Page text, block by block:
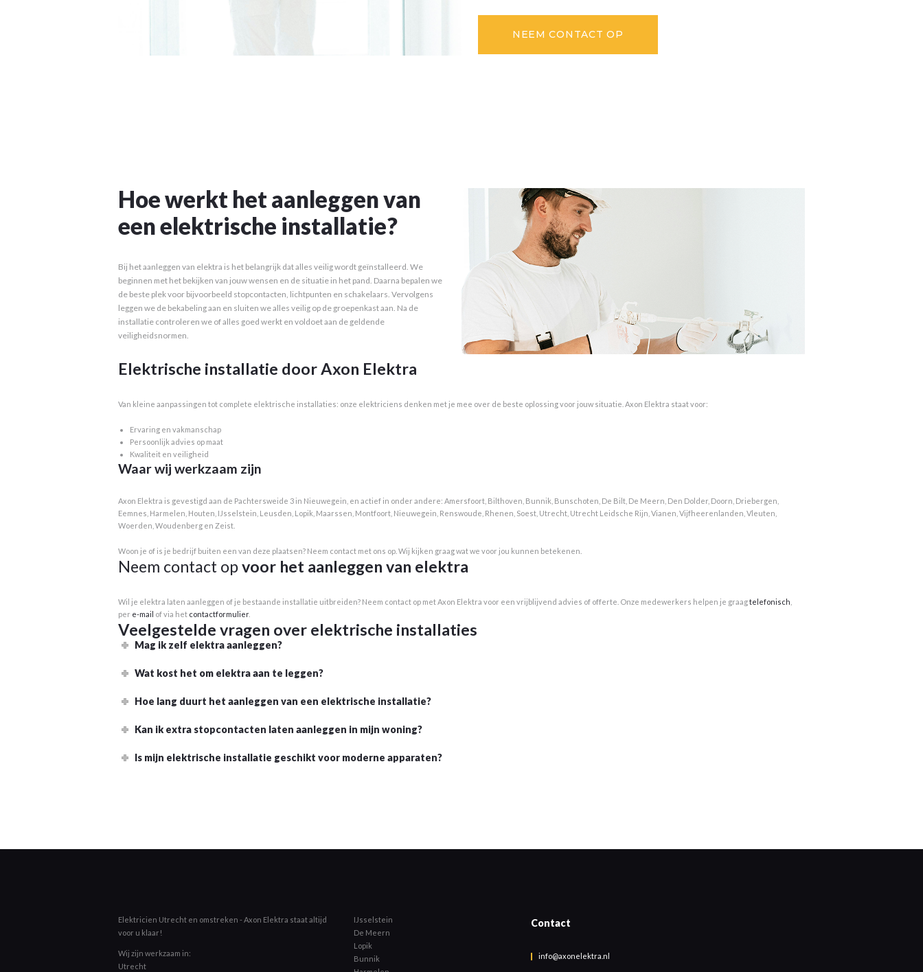
NEEM CONTACT OP
Hoe werkt het aanleggen van
een elektrische installatie?
Bij het aanleggen van elektra is het belangrijk dat alles veilig wordt geïnstalleerd. We
beginnen met het bekijken van jouw wensen en de situatie in het pand. Daarna bepalen we
de beste plek voor bijvoorbeeld stopcontacten, lichtpunten en schakelaars. Vervolgens
leggen we de bekabeling aan en sluiten we alles veilig op de groepenkast aan. Na de
installatie controleren we of alles goed werkt en voldoet aan de geldende
veiligheidsnormen.
Elektrische installatie door Axon Elektra
Van kleine aanpassingen tot complete elektrische installaties: onze elektriciens denken met je mee over de beste oplossing voor jouw situatie. Axon Elektra staat voor:
Ervaring en vakmanschap
Persoonlijk advies op maat
Kwaliteit en veiligheid
Waar wij werkzaam zijn
Axon Elektra is gevestigd aan de Pachtersweide 3 in Nieuwegein, en actief in onder andere: Amersfoort, Bilthoven, Bunnik, Bunschoten, De Bilt, De Meern, Den Dolder, Doorn, Driebergen,
Eemnes, Harmelen, Houten, IJsselstein, Leusden, Lopik, Maarssen, Montfoort, Nieuwegein, Renswoude, Rhenen, Soest, Utrecht, Utrecht Leidsche Rijn, Vianen, Vijfheerenlanden, Vleuten,
Woerden, Woudenberg en Zeist.
Woon je of is je bedrijf buiten een van deze plaatsen? Neem contact met ons op. Wij kijken graag wat we voor jou kunnen betekenen.
Neem contact opvoor het aanleggen van elektra
Wil je elektra laten aanleggen of je bestaande installatie uitbreiden? Neem contact op met Axon Elektra voor een vrijblijvend advies of offerte. Onze medewerkers helpen je graagtelefonisch
per e-mail of via het contactformulier.
Veelgestelde vragen over elektrische installaties
Mag ik zelf elektra aanleggen?
Wat kost het om elektra aan te leggen?
Hoe lang duurt het aanleggen van een elektrische installatie?
Kan ik extra stopcontacten laten aanleggen in mijn woning?
Is mijn elektrische installatie geschikt voor moderne apparaten?
Elektricien Utrecht en omstreken - Axon Elektra staat altijd
voor u klaar!
Wij zijn werkzaam in:
Utrecht
IJsselstein
De Meern
Lopik
Bunnik
Contact
info@axonelektra.nl